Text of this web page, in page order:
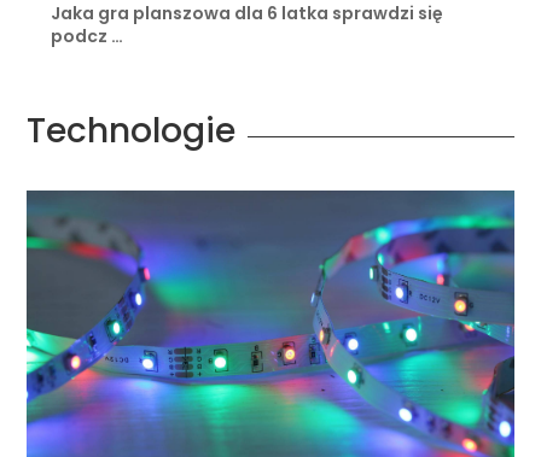
Jaka gra planszowa dla 6 latka sprawdzi się
podcz …
Technologie